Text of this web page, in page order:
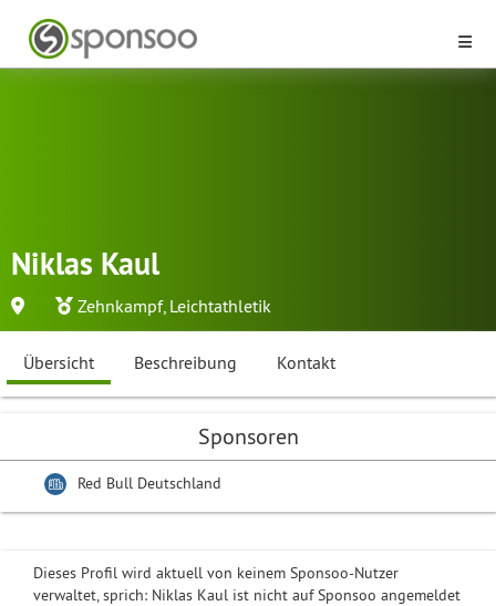
Niklas Kaul
Zehnkampf, Leichtathletik
Übersicht Beschreibung Kontakt
Dieses Profil wird aktuell von keinem Sponsoo-Nutzer
verwaltet, sprich: Niklas Kaul ist nicht auf Sponsoo angemeldet
Sponsoren
Red Bull Deutschland